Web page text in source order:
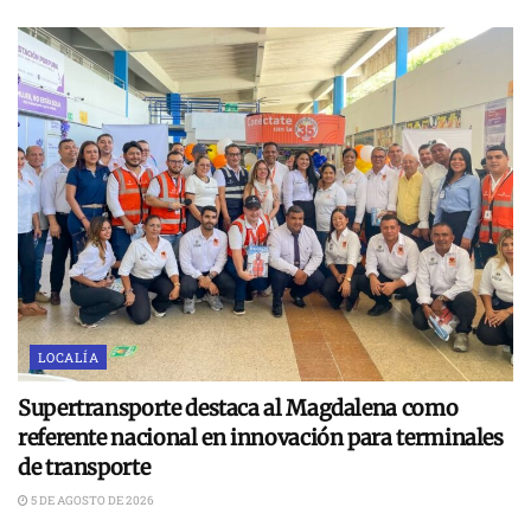
LOCALÍA
Supertransporte destaca al Magdalena como
referente nacional en innovación para terminales
de transporte
5 DE AGOSTO DE 2026